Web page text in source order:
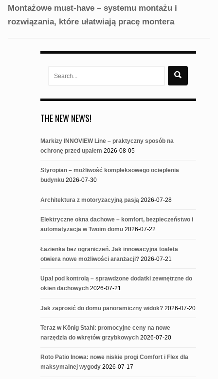
Montażowe must-have – systemu montażu i
rozwiązania, które ułatwiają pracę montera
THE NEW NEWS!
Markizy INNOVIEW Line – praktyczny sposób na
ochronę przed upałem 2026-08-05
Styropian – możliwość kompleksowego ocieplenia
budynku 2026-07-30
Architektura z motoryzacyjną pasją 2026-07-28
Elektryczne okna dachowe – komfort, bezpieczeństwo i
automatyzacja w Twoim domu 2026-07-22
Łazienka bez ograniczeń. Jak innowacyjna toaleta
otwiera nowe możliwości aranżacji? 2026-07-21
Upał pod kontrolą – sprawdzone dodatki zewnętrzne do
okien dachowych 2026-07-21
Jak zaprosić do domu panoramiczny widok? 2026-07-20
Teraz w König Stahl: promocyjne ceny na nowe
narzędzia do wkrętów grzybkowych 2026-07-20
Roto Patio Inowa: nowe niskie progi Comfort i Flex dla
maksymalnej wygody 2026-07-17